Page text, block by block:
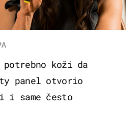
koži da
panel otvorio
same često